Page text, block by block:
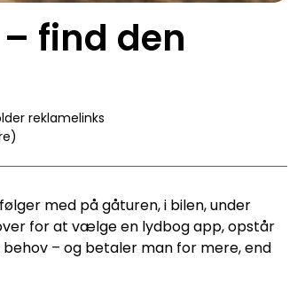
find den
reklamelinks
med på gåturen, i bilen, under
for at vælge en lydbog app, opstår
– og betaler man for mere, end